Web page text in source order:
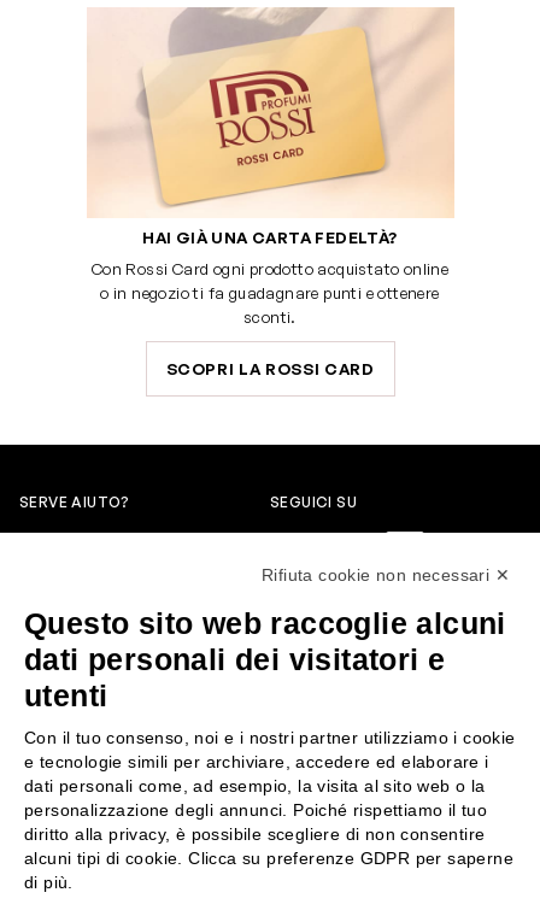
HAI GIÀ UNA CARTA FEDELTÀ?
Con Rossi Card ogni prodotto acquistato online
o in negozio ti fa guadagnare punti e ottenere
sconti.
SCOPRI LA ROSSI CARD
SERVE AIUTO?
servizioclienti@rossiprofumi.it
SEGUICI SU
SERVIZIO CLIENTI
Resi e rimborsi
Pagamenti
Spedizione
Condizioni generali di vendita
Privacy Policy
Chi siamo
Contattaci
Negozi
Attiva la Rossi Card
Rifiuta cookie non necessari ✕
Questo sito web raccoglie alcuni
dati personali dei visitatori e
utenti
Con il tuo consenso, noi e i nostri partner utilizziamo i cookie
e tecnologie simili per archiviare, accedere ed elaborare i
dati personali come, ad esempio, la visita al sito web o la
personalizzazione degli annunci. Poiché rispettiamo il tuo
diritto alla privacy, è possibile scegliere di non consentire
alcuni tipi di cookie. Clicca su preferenze GDPR per saperne
di più.